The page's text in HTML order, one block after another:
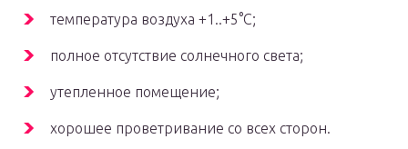
температура воздуха +1..+5°C;
полное отсутствие солнечного света;
утепленное помещение;
хорошее проветривание со всех сторон.